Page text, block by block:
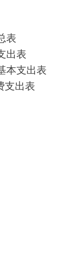
表
出表
本支出表
支出表